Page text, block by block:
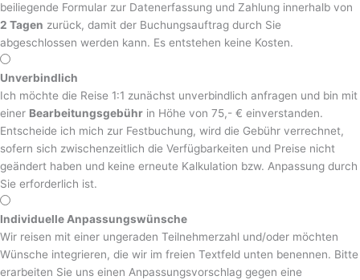
beiliegende Formular zur Datenerfassung und Zahlung innerhalb von
2 Tagen zurück, damit der Buchungsauftrag durch Sie
abgeschlossen werden kann. Es entstehen keine Kosten.
Unverbindlich
Ich möchte die Reise 1:1 zunächst unverbindlich anfragen und bin mit
einer Bearbeitungsgebühr in Höhe von 75,- € einverstanden.
Entscheide ich mich zur Festbuchung, wird die Gebühr verrechnet,
sofern sich zwischenzeitlich die Verfügbarkeiten und Preise nicht
geändert haben und keine erneute Kalkulation bzw. Anpassung durch
Sie erforderlich ist.
Individuelle Anpassungswünsche
Wir reisen mit einer ungeraden Teilnehmerzahl und/oder möchten
Wünsche integrieren, die wir im freien Textfeld unten benennen. Bitte
erarbeiten Sie uns einen Anpassungsvorschlag gegen eine